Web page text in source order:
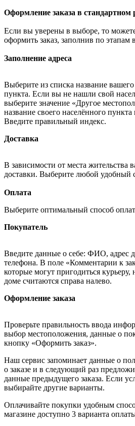
Оформление заказа в стандартном
Если вы уверены в выборе, то
оформить заказ, заполнив по этапам
Заполнение адреса
Выберите из списка название
пункта. Если вы не нашли свой
выберите значение «Другое
название своего населённого
Введите правильный индекс.
Доставка
В зависимости от места жительства
доставки. Выберите любой удобный
Оплата
Выберите оптимальный способ
Покупатель
Введите данные о себе: ФИО, адрес
телефона. В поле «Комментарии к
которые могут пригодиться
доме считаются справа налево.
Оформление заказа
Проверьте правильность ввода
выбор местоположения, данные о
кнопку «Оформить заказ».
Наш сервис запоминает данные о
о заказе и в следующий раз
данные предыдущего заказа. Если
выбирайте другие варианты.
Оплачивайте покупки удобным
магазине доступно 3 варианта